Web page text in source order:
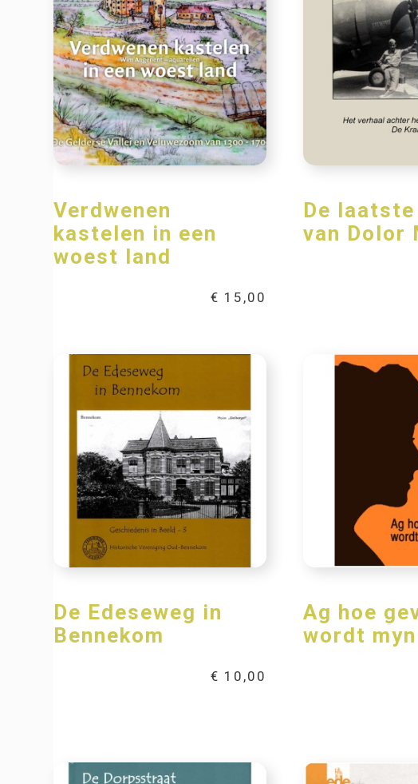
Verdwenen
kastelen in een
woest land
€ 15,00
De
van Dolor
De Edeseweg in
Bennekom
€ 10,00
Ag hoe
wordt